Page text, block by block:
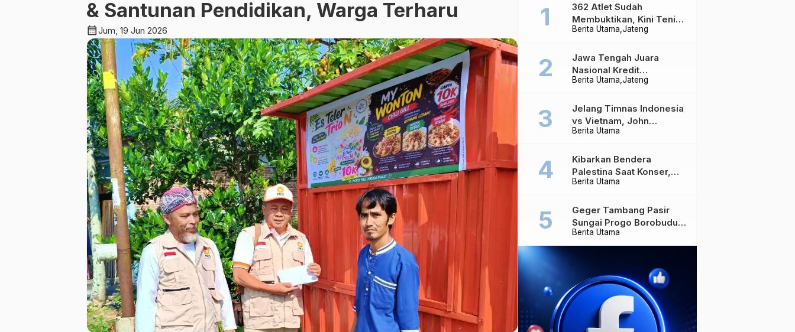
& Santunan Pendidikan, Warga Terharu
calendar_monthJum, 19 Jun 2026 Berita Utama Jateng
362 Atlet Sudah
Membuktikan, Kini Tenis
Meja Jateng Dibidik Jadi
Berita Utama Jateng
Jawa Tengah Juara
Nasional Kredit
Perumahan, Realisasi
Berita Utama
Jelang Timnas Indonesia
vs Vietnam, John
Herdman Ungkap Hal
Berita Utama
Kibarkan Bendera
Palestina Saat Konser,
Massive Attack Dilarang
Berita Utama
Geger Tambang Pasir
Sungai Progo Borobudur,
Warga Sambeng Hentikan
Alat Berat dan Usir Truk